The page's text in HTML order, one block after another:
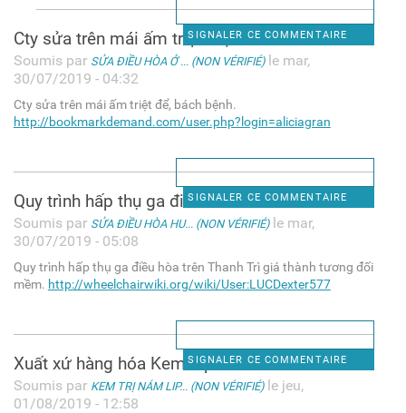
SIGNALER CE COMMENTAIRE
Cty sửa trên mái ấm triệt để,
Soumis par SỬA ĐIỀU HÒA Ở ... (NON VÉRIFIÉ)le mar,
30/07/2019 - 04:32
Cty sửa trên mái ấm triệt để, bách bệnh.
http://bookmarkdemand.com/user.php?login=aliciagran
SIGNALER CE COMMENTAIRE
Quy trình hấp thụ ga điều hòa
Soumis par SỬA ĐIỀU HÒA HU... (NON VÉRIFIÉ)le mar,
30/07/2019 - 05:08
Quy trình hấp thụ ga điều hòa trên Thanh Trì giá thành tương đối
mềm. http://wheelchairwiki.org/wiki/User:LUCDexter577
SIGNALER CE COMMENTAIRE
Xuất xứ hàng hóa Kem Lipo
Soumis par KEM TRỊ NÁM LIP... (NON VÉRIFIÉ)le jeu,
01/08/2019 - 12:58